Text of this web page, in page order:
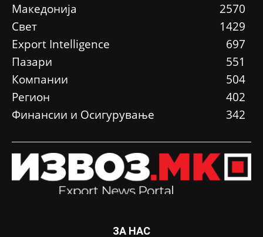
Македонија
2570
Свет
1429
Еxport Intelligence
697
Пазари
551
Компании
504
Регион
402
Финансии и Осигурување
342
ЗА НАС